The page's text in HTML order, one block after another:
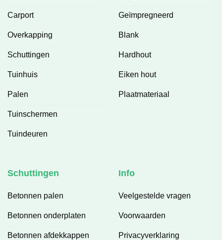
Carport
Overkapping
Schuttingen
Tuinhuis
Palen
Tuinschermen
Tuindeuren
Geïmpregneerd
Blank
Hardhout
Eiken hout
Plaatmateriaal
Schuttingen
Betonnen palen
Betonnen onderplaten
Betonnen afdekkappen
Info
Veelgestelde vragen
Voorwaarden
Privacyverklaring